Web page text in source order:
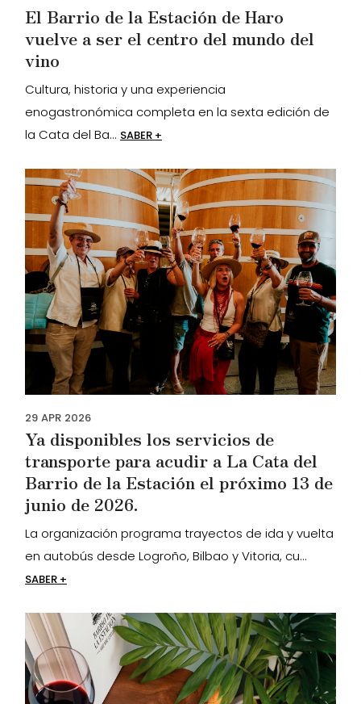
El Barrio de la Estación de Haro
vuelve a ser el centro del mundo del
vino
Cultura, historia y una experiencia
enogastronómica completa en la sexta edición de
la Cata del Ba... SABER +
29 APR 2026
Ya disponibles los servicios de
transporte para acudir a La Cata del
Barrio de la Estación el próximo 13 de
junio de 2026.
La organización programa trayectos de ida y vuelta
en autobús desde Logroño, Bilbao y Vitoria, cu...
SABER +